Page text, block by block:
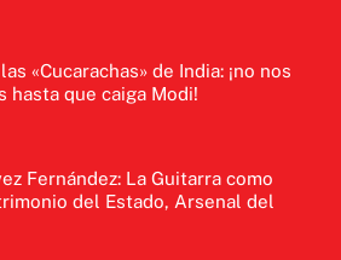
«Cucarachas» de India: ¡no nos
hasta que caiga Modi!
Fernández: La Guitarra como
del Estado, Arsenal del